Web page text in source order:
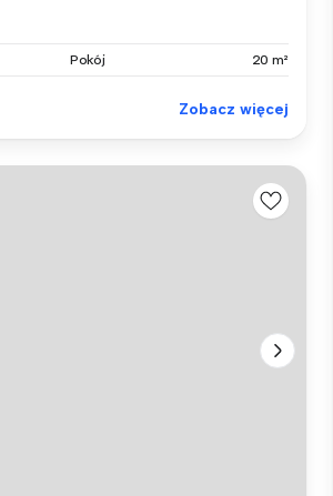
Pokój 20 m²
Zobacz więcej